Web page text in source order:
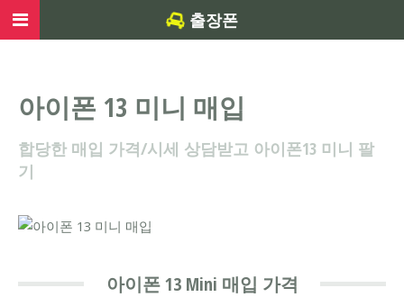
아이폰 13 미니 매입
합당한 매입 가격/시세 상담받고 아이폰13 미니 팔
기
아이폰 13 Mini 매입 가격
출장폰